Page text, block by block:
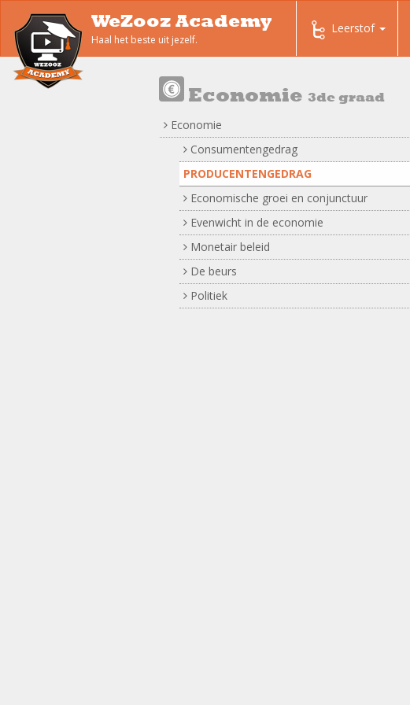
WeZooz Academy
Haal het beste uit jezelf.
Leerstof
Economie 3de graad
Economie
Consumentengedrag
PRODUCENTENGEDRAG
Economische groei en conjunctuur
Evenwicht in de economie
Monetair beleid
De beurs
Politiek